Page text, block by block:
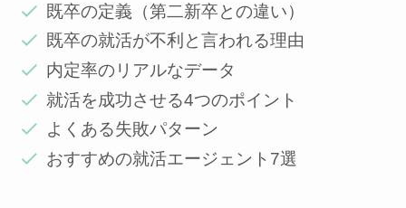
既卒の定義（第二新卒との違い）
既卒の就活が不利と言われる理由
内定率のリアルなデータ
就活を成功させる4つのポイント
よくある失敗パターン
おすすめの就活エージェント7選